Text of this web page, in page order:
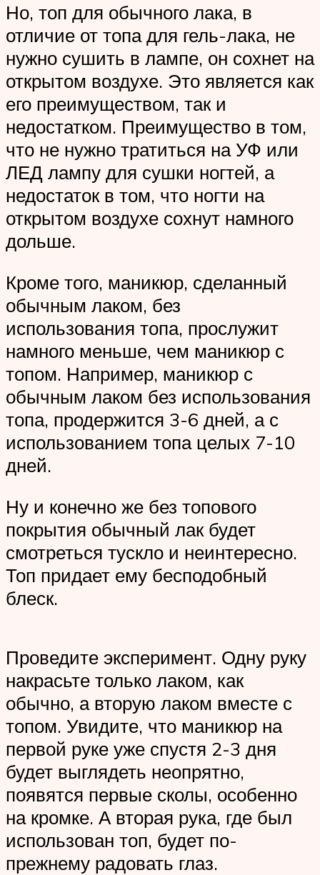
Но, топ для обычного лака, в
отличие от топа для гель-лака, не
нужно сушить в лампе, он сохнет на
открытом воздухе. Это является как
его преимуществом, так и
недостатком. Преимущество в том,
что не нужно тратиться на УФ или
ЛЕД лампу для сушки ногтей, а
недостаток в том, что ногти на
открытом воздухе сохнут намного
дольше.
Кроме того, маникюр, сделанный
обычным лаком, без
использования топа, прослужит
намного меньше, чем маникюр с
топом. Например, маникюр с
обычным лаком без использования
топа, продержится 3-6 дней, а с
использованием топа целых 7-10
дней.
Ну и конечно же без топового
покрытия обычный лак будет
смотреться тускло и неинтересно.
Топ придает ему бесподобный
блеск.
Проведите эксперимент. Одну руку
накрасьте только лаком, как
обычно, а вторую лаком вместе с
топом. Увидите, что маникюр на
первой руке уже спустя 2-3 дня
будет выглядеть неопрятно,
появятся первые сколы, особенно
на кромке. А вторая рука, где был
использован топ, будет по-
прежнему радовать глаз.